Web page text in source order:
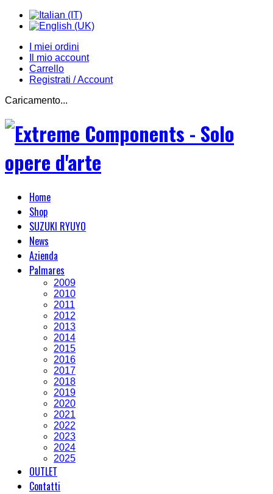
I miei ordini
Il mio account
Carrello
Registrati / Account
Caricamento...
Home
Shop
SUZUKI RYUYO
News
Azienda
Palmares
2009
2010
2011
2012
2013
2014
2015
2016
2017
2018
2019
2020
2021
2022
2023
2024
2025
OUTLET
Contatti